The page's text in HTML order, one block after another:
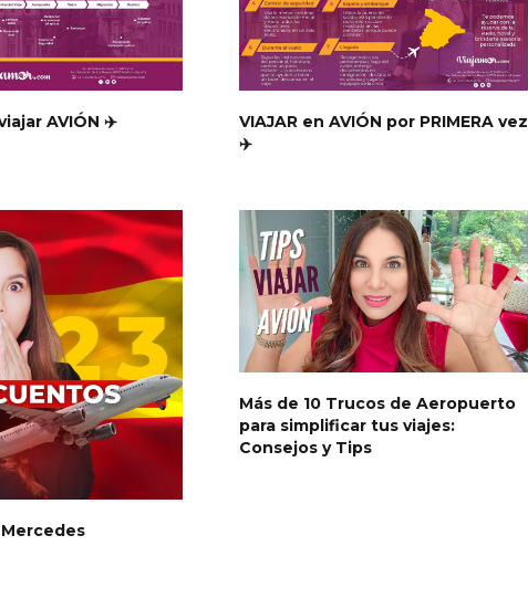
AVIÓN ✈️
VIAJAR en AVIÓN por PRIMERA vez
✈️
Más de 10 Trucos de Aeropuerto
para simplificar tus viajes:
Consejos y Tips